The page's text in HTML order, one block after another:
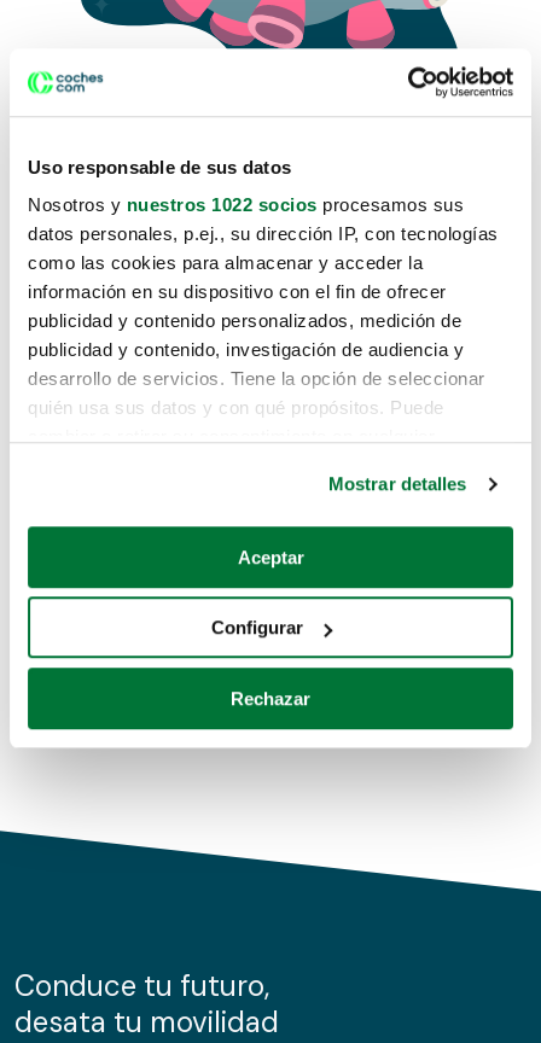
Uso responsable de sus datos
Nosotros y nuestros 1022 socios procesamos sus
datos personales, p.ej., su dirección IP, con tecnologías
como las cookies para almacenar y acceder la
información en su dispositivo con el fin de ofrecer
publicidad y contenido personalizados, medición de
publicidad y contenido, investigación de audiencia y
desarrollo de servicios. Tiene la opción de seleccionar
quién usa sus datos y con qué propósitos. Puede
Si lo permite, también quisiéramos:
Recopilar información sobre su ubicación geográfica
Identificar su dispositivo analizándolo activamente
para buscar características específicas (huellas
Obtenga más información sobre cómo se procesan sus
de cookies.
información sobre el uso que haga del sitio web con
nuestros partners de redes sociales, publicidad y análisis
Mostrar detalles
Aceptar
Configurar
Rechazar
Lo sentimos, no sabemos como
te hemos traido hasta aquí.
Pero puedes encontrar el coche que estás
buscando en alguno de estos enlaces:
Coches de segunda mano
Coches de km0
Conduce tu futuro,
desata tu movilidad